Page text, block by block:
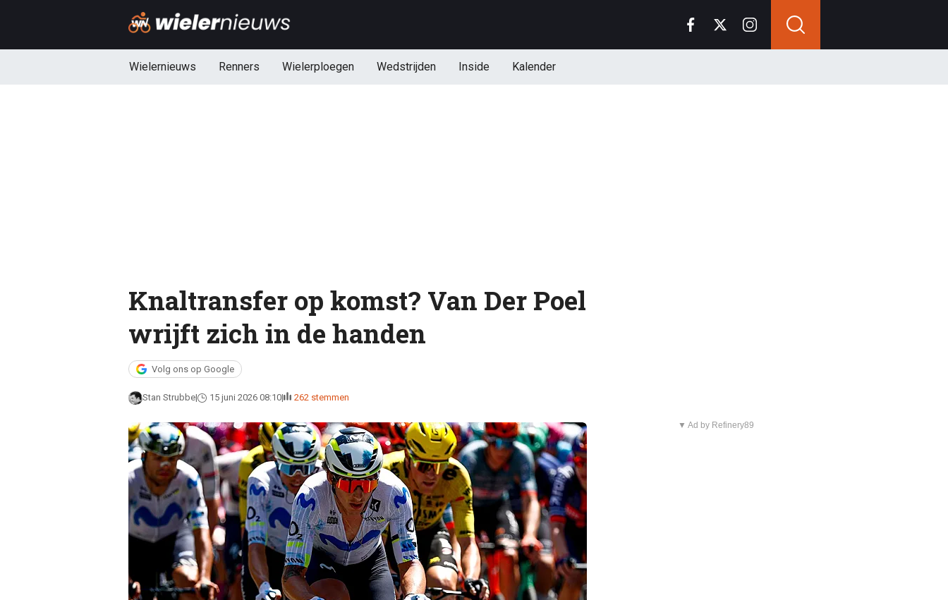
Wielernieuws Renners Wielerploegen Wedstrijden Inside Kalender
Knaltransfer op komst? Van Der Poel
wrijft zich in de handen
Volg ons op Google
Stan Strubbe 15 juni 2026 08:10 262 stemmen
▼ Ad by Refinery89